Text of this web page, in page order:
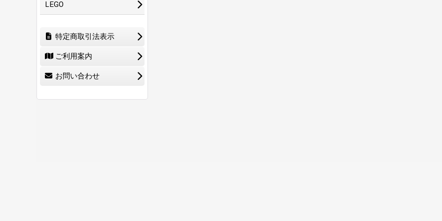
LEGO
特定商取引法表示
ご利用案内
お問い合わせ